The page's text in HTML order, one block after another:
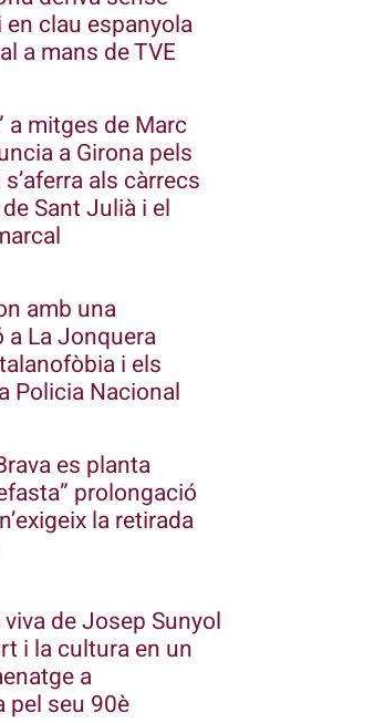
clau espanyola
a mans de TVE
a mitges de Marc
a Girona pels
als càrrecs
Sant Julià i el
amb una
La Jonquera
i els
Policia Nacional
es planta
prolongació
la retirada
de Josep Sunyol
i la cultura en un
a
pel seu 90è